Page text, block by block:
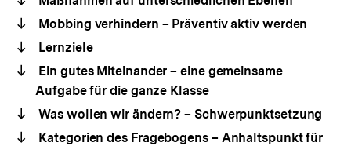
Mobbing verhindern – Präventiv aktiv werden
Lernziele
Ein gutes Miteinander – eine gemeinsame
Aufgabe für die ganze Klasse
Was wollen wir ändern? – Schwerpunktsetzung
Kategorien des Fragebogens – Anhaltspunkt für